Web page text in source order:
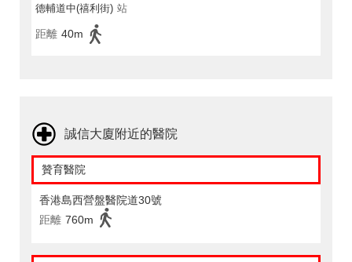
德輔道中(禧利街) 站
距離 40m
誠信大廈附近的醫院
贊育醫院
香港島西營盤醫院道30號
距離 760m